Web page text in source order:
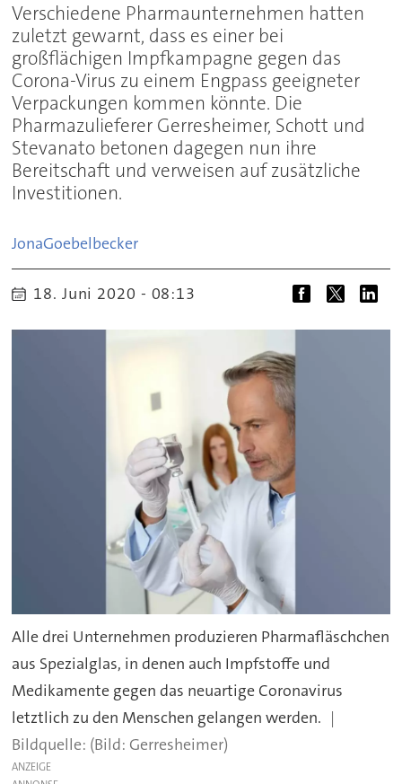
Verschiedene Pharmaunternehmen hatten
zuletzt gewarnt, dass es einer bei
großflächigen Impfkampagne gegen das
Corona-Virus zu einem Engpass geeigneter
Verpackungen kommen könnte. Die
Pharmazulieferer Gerresheimer, Schott und
Stevanato betonen dagegen nun ihre
Bereitschaft und verweisen auf zusätzliche
Investitionen.
JonaGoebelbecker
18. Juni 2020 - 08:13
Alle drei Unternehmen produzieren Pharmafläschchen
aus Spezialglas, in denen auch Impfstoffe und
Medikamente gegen das neuartige Coronavirus
letztlich zu den Menschen gelangen werden.
(Bild: Gerresheimer)
ANZEIGE